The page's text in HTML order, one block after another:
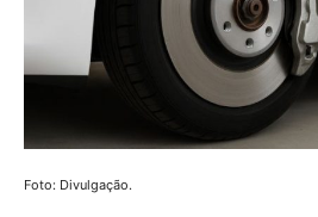
Foto: Divulgação.